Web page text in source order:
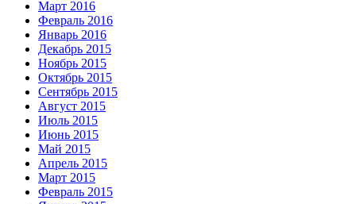
Март 2016
Февраль 2016
Январь 2016
Декабрь 2015
Ноябрь 2015
Октябрь 2015
Сентябрь 2015
Август 2015
Июль 2015
Июнь 2015
Май 2015
Апрель 2015
Март 2015
Февраль 2015